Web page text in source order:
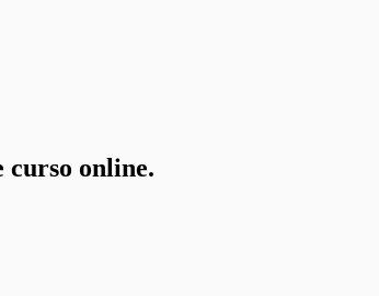
curso online.